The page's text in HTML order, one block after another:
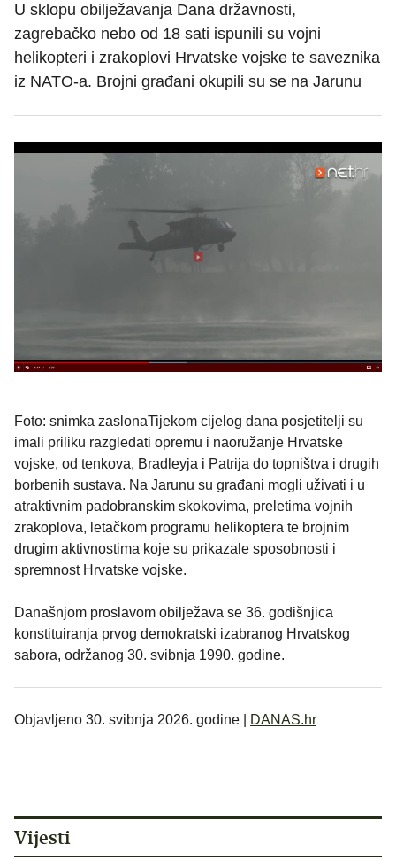
U sklopu obilježavanja Dana državnosti,
zagrebačko nebo od 18 sati ispunili su vojni
helikopteri i zrakoplovi Hrvatske vojske te saveznika
iz NATO-a. Brojni građani okupili su se na Jarunu
Foto: snimka zaslonaTijekom cijelog dana posjetitelji su
imali priliku razgledati opremu i naoružanje Hrvatske
vojske, od tenkova, Bradleyja i Patrija do topništva i drugih
borbenih sustava. Na Jarunu su građani mogli uživati i u
atraktivnim padobranskim skokovima, preletima vojnih
zrakoplova, letačkom programu helikoptera te brojnim
drugim aktivnostima koje su prikazale sposobnosti i
spremnost Hrvatske vojske.
Današnjom proslavom obilježava se 36. godišnjica
konstituiranja prvog demokratski izabranog Hrvatskog
sabora, održanog 30. svibnja 1990. godine.
Objavljeno 30. svibnja 2026. godine | DANAS.hr
Vijesti